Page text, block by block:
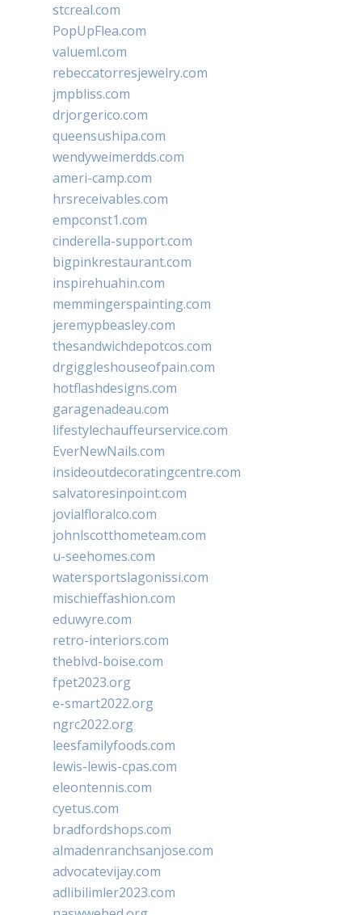
stcreal.com
PopUpFlea.com
valueml.com
rebeccatorresjewelry.com
jmpbliss.com
drjorgerico.com
queensushipa.com
wendyweimerdds.com
ameri-camp.com
hrsreceivables.com
empconst1.com
cinderella-support.com
bigpinkrestaurant.com
inspirehuahin.com
memmingerspainting.com
jeremypbeasley.com
thesandwichdepotcos.com
drgiggleshouseofpain.com
hotflashdesigns.com
garagenadeau.com
lifestylechauffeurservice.com
EverNewNails.com
insideoutdecoratingcentre.com
salvatoresinpoint.com
jovialfloralco.com
johnlscotthometeam.com
u-seehomes.com
watersportslagonissi.com
mischieffashion.com
eduwyre.com
retro-interiors.com
theblvd-boise.com
fpet2023.org
e-smart2022.org
ngrc2022.org
leesfamilyfoods.com
lewis-lewis-cpas.com
eleontennis.com
cyetus.com
bradfordshops.com
almadenranchsanjose.com
advocatevijay.com
adlibilimler2023.com